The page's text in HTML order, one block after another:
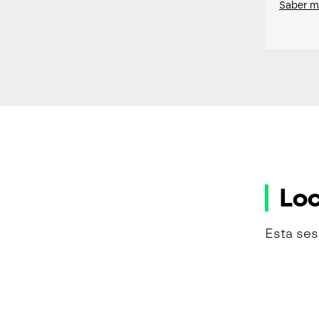
Saber
Esta